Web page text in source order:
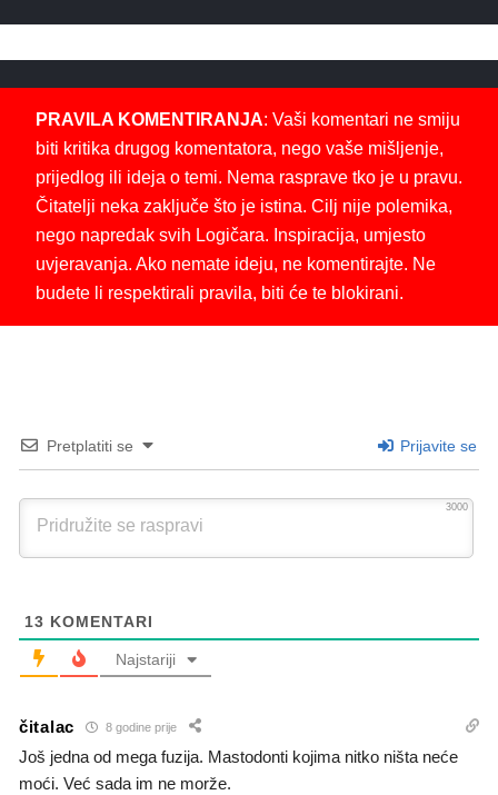
PRAVILA KOMENTIRANJA: Vaši komentari ne smiju
biti kritika drugog komentatora, nego vaše mišljenje,
prijedlog ili ideja o temi. Nema rasprave tko je u pravu.
Čitatelji neka zaključe što je istina. Cilj nije polemika,
nego napredak svih Logičara. Inspiracija, umjesto
uvjeravanja. Ako nemate ideju, ne komentirajte. Ne
budete li respektirali pravila, biti će te blokirani.
Pretplatiti se Prijavite se
3000
13 KOMENTARI
Najstariji
čitalac 8 godine prije
Još jedna od mega fuzija. Mastodonti kojima nitko ništa neće
moći. Već sada im ne morže.